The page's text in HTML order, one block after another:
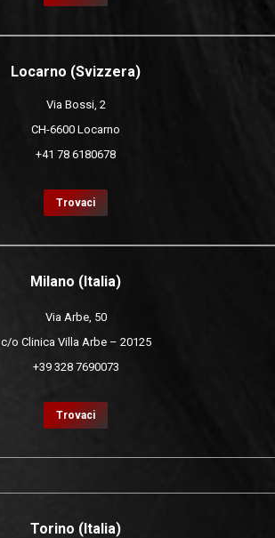
Locarno (Svizzera)
Via Bossi, 2
CH-6600 Locarno
+41 78 6180678
Trovaci
Milano (Italia)
Via Arbe, 50
c/o Clinica Villa Arbe – 20125
+39 328 7690073
Trovaci
Torino (Italia)